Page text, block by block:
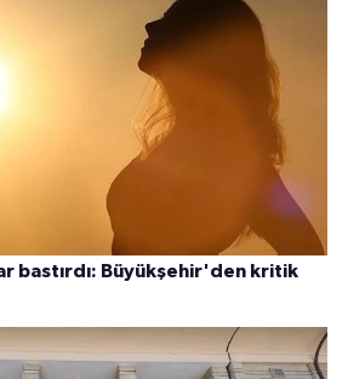
bastırdı: Büyükşehir'den kritik